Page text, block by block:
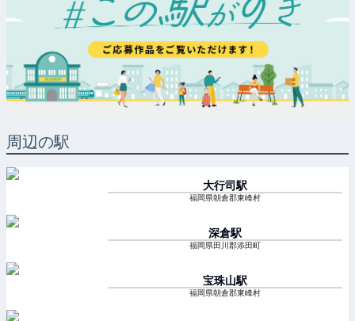
周辺の駅
大行司駅
福岡県朝倉郡東峰村
深倉駅
福岡県田川郡添田町
宝珠山駅
福岡県朝倉郡東峰村